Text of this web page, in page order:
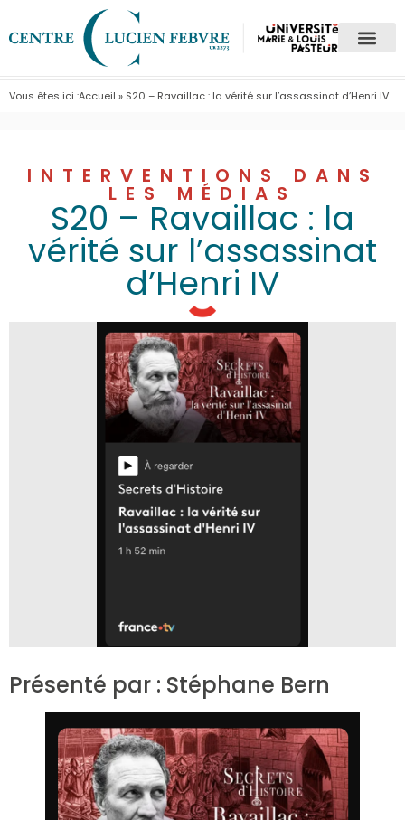
Vous êtes ici :Accueil » S20 – Ravaillac : la vérité sur l’assassinat d’Henri IV
INTERVENTIONS DANS
LES MÉDIAS
S20 – Ravaillac : la
vérité sur l’assassinat
d’Henri IV
Présenté par : Stéphane Bern